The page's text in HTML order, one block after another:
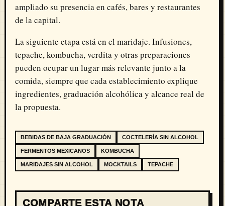
ampliado su presencia en cafés, bares y restaurantes
de la capital.
La siguiente etapa está en el maridaje. Infusiones,
tepache, kombucha, verdita y otras preparaciones
pueden ocupar un lugar más relevante junto a la
comida, siempre que cada establecimiento explique
ingredientes, graduación alcohólica y alcance real de
la propuesta.
BEBIDAS DE BAJA GRADUACIÓN COCTELERÍA SIN ALCOHOL
FERMENTOS MEXICANOS KOMBUCHA
MARIDAJES SIN ALCOHOL MOCKTAILS TEPACHE
COMPARTE ESTA NOTA